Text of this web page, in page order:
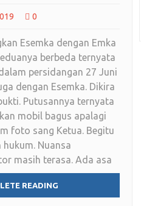
0
Esemka dengan Emka
berbeda ternyata
persidangan 27 Juni
dengan Esemka. Dikira
Putusannya ternyata
mobil bagus apalagi
foto sang Ketua. Begitu
Nuansa
masih terasa. Ada asa
READING